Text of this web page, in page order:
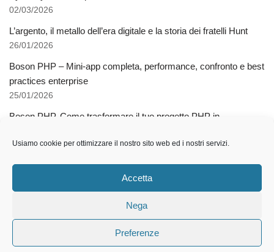
Usiamo cookie per ottimizzare il nostro sito web ed i nostri servizi.
Accetta
Nega
Preferenze
02/03/2026
L’argento, il metallo dell’era digitale e la storia dei fratelli Hunt
26/01/2026
Boson PHP – Mini-app completa, performance, confronto e best
practices enterprise
25/01/2026
Boson PHP. Come trasformare il tuo progetto PHP in
03/12/2025
Come l’AI libera dalla schiavitù della specializzazione
2021 © Gianluca Tramontana